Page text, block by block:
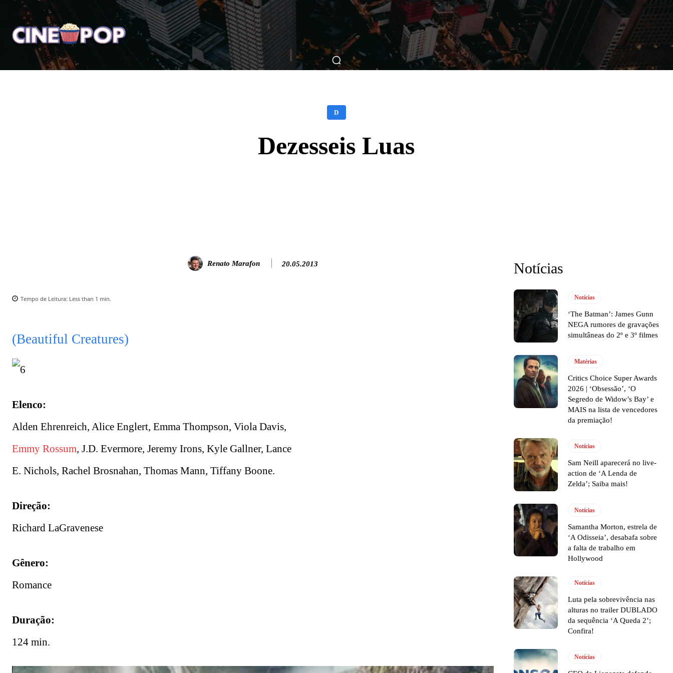
Home Notícias Críticas Breve Nos Cinemas Matérias Nos Cinemas Filmes Séries Música Gênero
D
Dezesseis Luas
Renato Marafon 20.05.2013
Tempo de Leitura: Less than 1 min.
(Beautiful Creatures)
Elenco:
Alden Ehrenreich, Alice Englert, Emma Thompson, Viola Davis,
Emmy Rossum, J.D. Evermore, Jeremy Irons, Kyle Gallner, Lance
E. Nichols, Rachel Brosnahan, Thomas Mann, Tiffany Boone.
Direção:
Richard LaGravenese
Gênero:
Romance
Duração:
124 min.
Notícias
Notícias
‘The Batman’: James Gunn
NEGA rumores de gravações
simultâneas do 2º e 3º filmes
Matérias
Critics Choice Super Awards
2026 | ‘Obsessão’, ‘O
Segredo de Widow’s Bay’ e
MAIS na lista de vencedores
da premiação!
Notícias
Sam Neill aparecerá no live-
action de ‘A Lenda de
Zelda’; Saiba mais!
Notícias
Samantha Morton, estrela de
‘A Odisseia’, desabafa sobre
a falta de trabalho em
Hollywood
Notícias
Luta pela sobrevivência nas
alturas no trailer DUBLADO
da sequência ‘A Queda 2’;
Confira!
Notícias